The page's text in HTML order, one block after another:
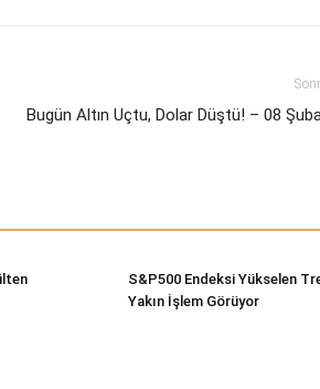
Bugün Altın Uçtu, Dolar Düştü! – 08
S&P500 Endeksi Yükselen
Yakın İşlem Görüyor